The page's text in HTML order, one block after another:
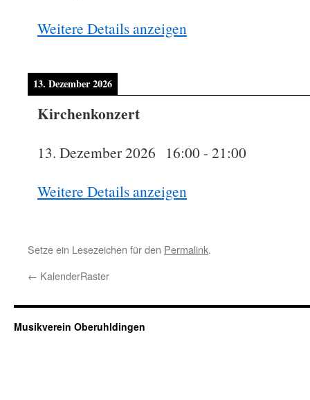
Weitere Details anzeigen
13. Dezember 2026
Kirchenkonzert
13. Dezember 2026 16:00- 21:00
Weitere Details anzeigen
Setze ein Lesezeichen für den Permalink.
← KalenderRaster
Musikverein Oberuhldingen